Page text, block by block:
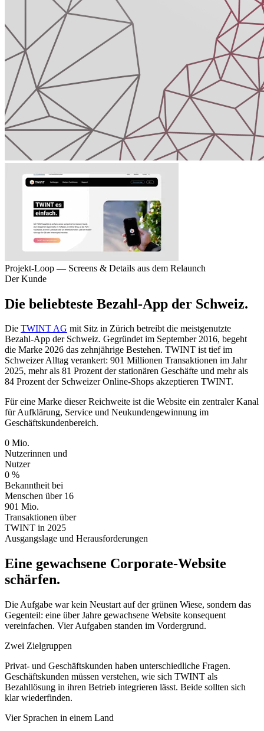
Projekt-Loop — Screens & Details aus dem Relaunch
Der Kunde
Die beliebteste Bezahl-App der Schweiz.
Die TWINT AG mit Sitz in Zürich betreibt die meistgenutzte
Bezahl-App der Schweiz. Gegründet im September 2016, begeht
die Marke 2026 das zehnjährige Bestehen. TWINT ist tief im
Schweizer Alltag verankert: 901 Millionen Transaktionen im Jahr
2025, mehr als 81 Prozent der stationären Geschäfte und mehr als
84 Prozent der Schweizer Online-Shops akzeptieren TWINT.
Für eine Marke dieser Reichweite ist die Website ein zentraler Kanal
für Aufklärung, Service und Neukundengewinnung im
Geschäftskundenbereich.
0 Mio.
Nutzerinnen und
Nutzer
0 %
Bekanntheit bei
Menschen über 16
901 Mio.
Transaktionen über
TWINT in 2025
Ausgangslage und Herausforderungen
Eine gewachsene Corporate-Website
schärfen.
Die Aufgabe war kein Neustart auf der grünen Wiese, sondern das
Gegenteil: eine über Jahre gewachsene Website konsequent
vereinfachen. Vier Aufgaben standen im Vordergrund.
Zwei Zielgruppen
Privat- und Geschäftskunden haben unterschiedliche Fragen.
Geschäftskunden müssen verstehen, wie sich TWINT als
Bezahllösung in ihren Betrieb integrieren lässt. Beide sollten sich
klar wiederfinden.
Vier Sprachen in einem Land